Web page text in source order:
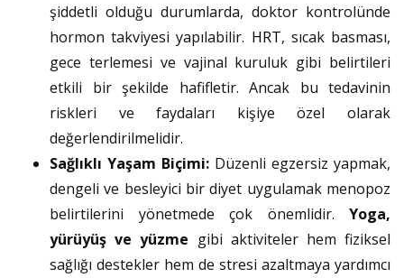
şiddetli olduğu durumlarda, doktor kontrolünde
hormon takviyesi yapılabilir. HRT, sıcak basması,
gece terlemesi ve vajinal kuruluk gibi belirtileri
etkili bir şekilde hafifletir. Ancak bu tedavinin
riskleri ve faydaları kişiye özel olarak
değerlendirilmelidir.
Sağlıklı Yaşam Biçimi: Düzenli egzersiz yapmak,
dengeli ve besleyici bir diyet uygulamak menopoz
belirtilerini yönetmede çok önemlidir. Yoga,
yürüyüş ve yüzme gibi aktiviteler hem fiziksel
sağlığı destekler hem de stresi azaltmaya yardımcı